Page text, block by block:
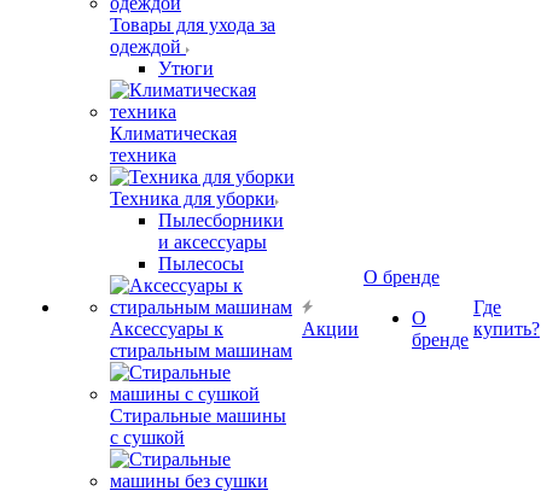
Товары для ухода за
одеждой
Утюги
Климатическая
техника
Техника для уборки
Пылесборники
и аксессуары
Пылесосы
Аксессуары к
стиральным машинам
Стиральные машины
с сушкой
Акции
О бренде
О
бренде
Где
купить?